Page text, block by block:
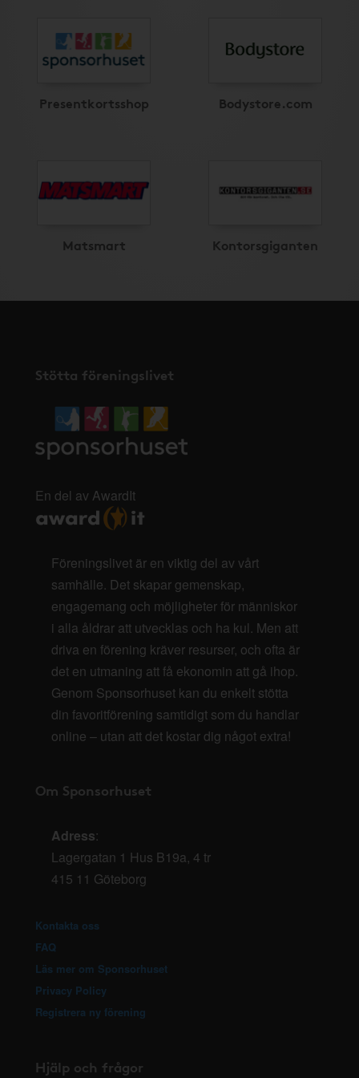
Presentkortsshop Bodystore.com
Matsmart Kontorsgiganten
Stötta föreningslivet
En del av AwardIt
Föreningslivet är en viktig del av vårt
samhälle. Det skapar gemenskap,
engagemang och möjligheter för människor
i alla åldrar att utvecklas och ha kul. Men att
driva en förening kräver resurser, och ofta är
det en utmaning att få ekonomin att gå ihop.
Genom Sponsorhuset kan du enkelt stötta
din favoritförening samtidigt som du handlar
online – utan att det kostar dig något extra!
Om Sponsorhuset
Adress:
Lagergatan 1 Hus B19a, 4 tr
415 11 Göteborg
Kontakta oss
FAQ
Läs mer om Sponsorhuset
Privacy Policy
Registrera ny förening
Hjälp och frågor